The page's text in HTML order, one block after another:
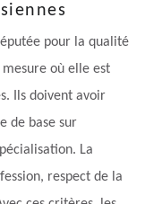
pour la qualité
mesure où elle est
Ils doivent avoir
de base sur
La
respect de la